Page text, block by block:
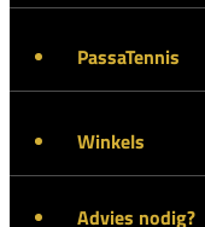
PassaTennis
Winkels
Advies nodig?